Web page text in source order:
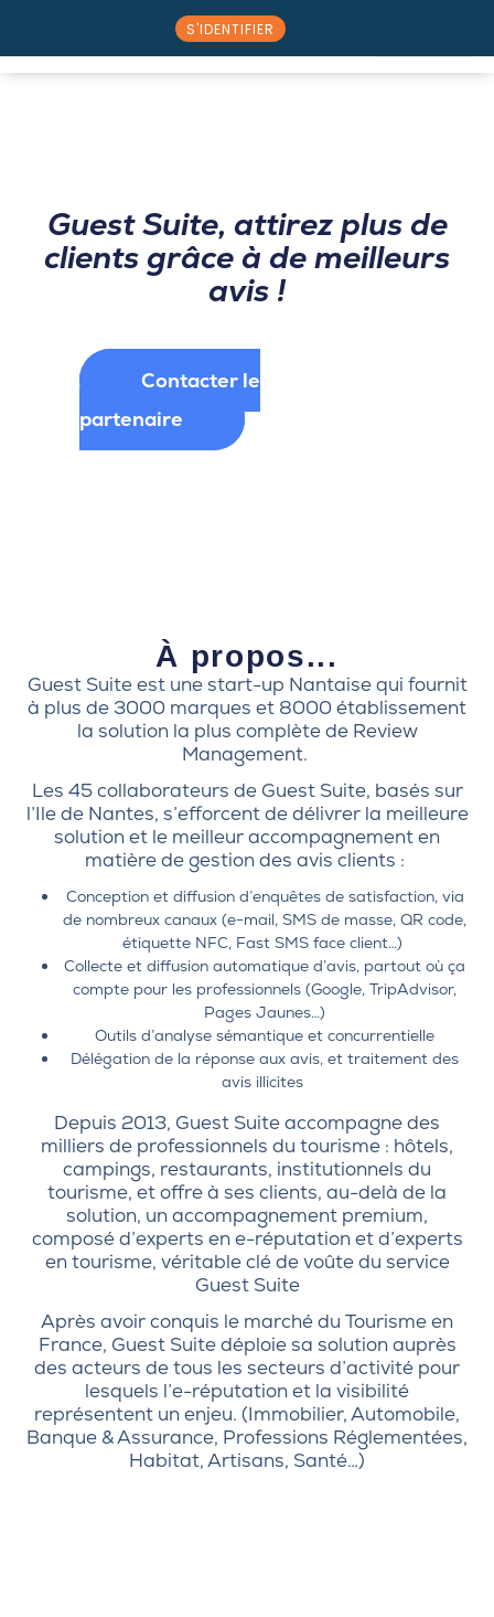
S'IDENTIFIER
⭠ Retour au catalogue partenaire
Guest Suite, attirez plus de
clients grâce à de meilleurs
avis !
Contacter le
partenaire
À propos...
Guest Suite est une start-up Nantaise qui fournit
à plus de 3000 marques et 8000 établissement
la solution la plus complète de Review
Management.
Les 45 collaborateurs de Guest Suite, basés sur
l’Ile de Nantes, s’efforcent de délivrer la meilleure
solution et le meilleur accompagnement en
matière de gestion des avis clients :
Conception et diffusion d’enquêtes de satisfaction, via
de nombreux canaux (e-mail, SMS de masse, QR code,
étiquette NFC, Fast SMS face client…)
Collecte et diffusion automatique d’avis, partout où ça
compte pour les professionnels (Google, TripAdvisor,
Pages Jaunes…)
Outils d’analyse sémantique et concurrentielle
Délégation de la réponse aux avis, et traitement des
avis illicites
Depuis 2013, Guest Suite accompagne des
milliers de professionnels du tourisme : hôtels,
campings, restaurants, institutionnels du
tourisme, et offre à ses clients, au-delà de la
solution, un accompagnement premium,
composé d’experts en e-réputation et d’experts
en tourisme, véritable clé de voûte du service
Guest Suite
Après avoir conquis le marché du Tourisme en
France, Guest Suite déploie sa solution auprès
des acteurs de tous les secteurs d’activité pour
lesquels l’e-réputation et la visibilité
représentent un enjeu. (Immobilier, Automobile,
Banque & Assurance, Professions Réglementées,
Habitat, Artisans, Santé…)